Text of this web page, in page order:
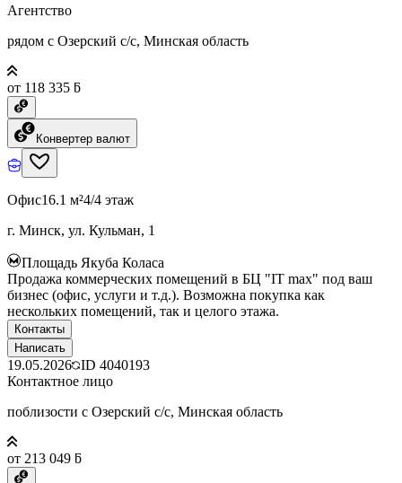
Агентство
рядом с Озерский с/с, Минская область
от 118 335 ƃ
Конвертер валют
Офис16.1 м²4/4 этаж
г. Минск, ул. Кульман, 1
Площадь Якуба Коласа
Продажа коммерческих помещений в БЦ "IT max" под ваш
бизнес (офис, услуги и т.д.). Возможна покупка как
нескольких помещений, так и целого этажа.
Контакты
Написать
19.05.2026 ID 4040193
Контактное лицо
поблизости с Озерский с/с, Минская область
от 213 049 ƃ